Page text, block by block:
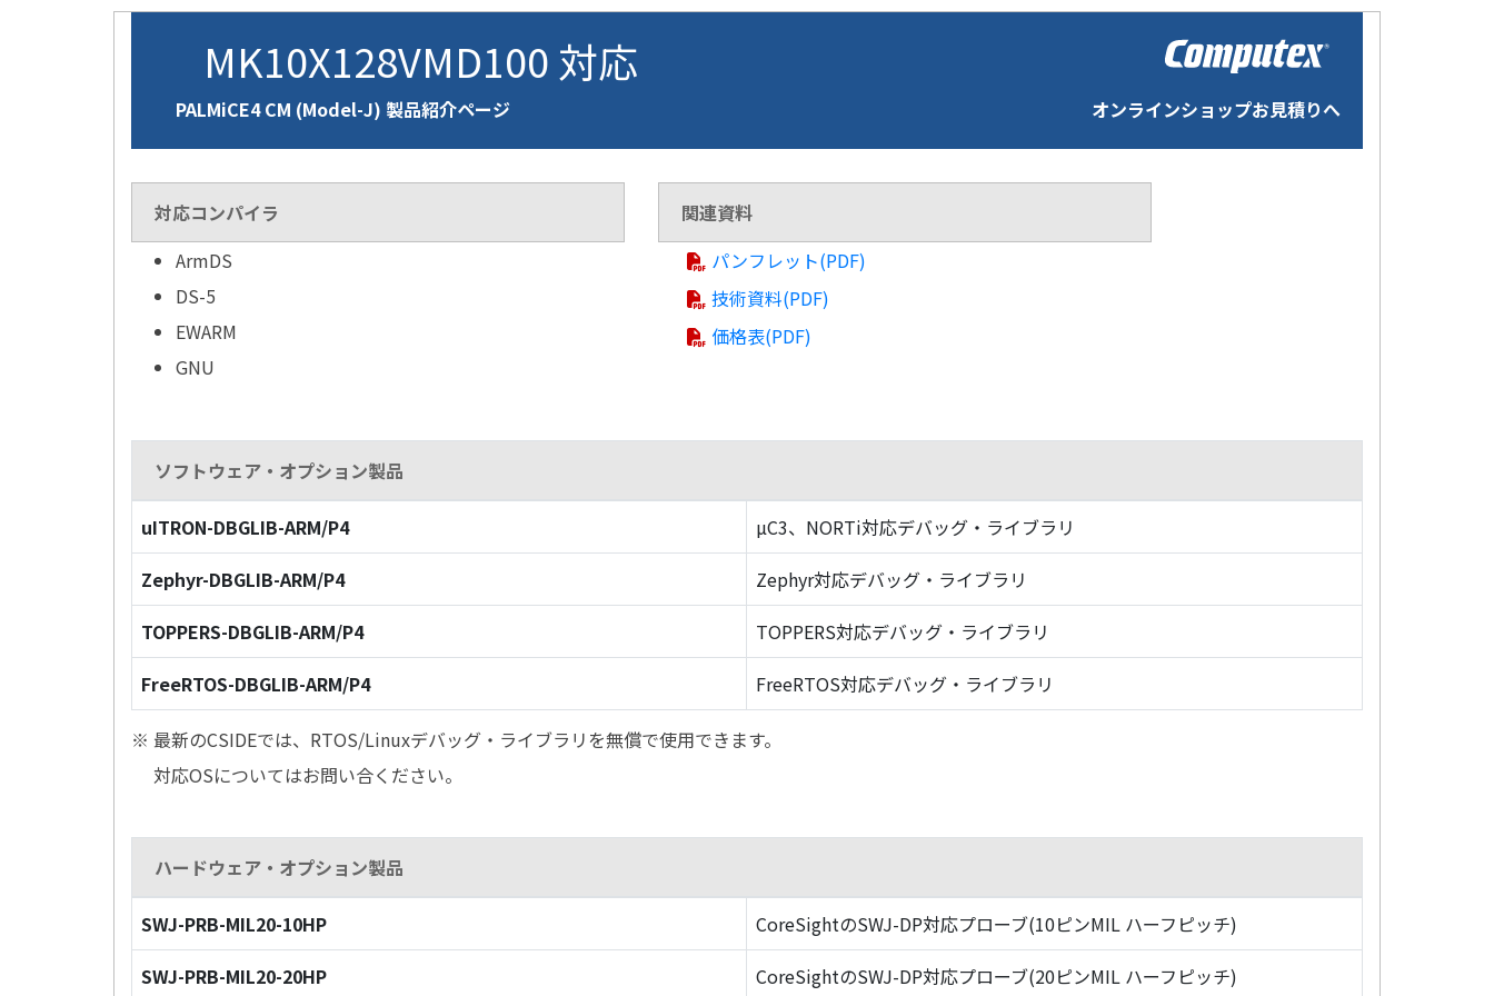
MK10X128VMD100 対応
PALMiCE4 CM (Model-J) 製品紹介ページ オンラインショップお見積りへ
対応コンパイラ
ArmDS
DS-5
EWARM
GNU
関連資料
パンフレット(PDF)
技術資料(PDF)
価格表(PDF)
ソフトウェア・オプション製品
uITRON-DBGLIB-ARM/P4
µC3、NORTi対応デバッグ・ライブラリ
Zephyr-DBGLIB-ARM/P4
Zephyr対応デバッグ・ライブラリ
TOPPERS-DBGLIB-ARM/P4
TOPPERS対応デバッグ・ライブラリ
FreeRTOS-DBGLIB-ARM/P4
FreeRTOS対応デバッグ・ライブラリ
※ 最新のCSIDEでは、RTOS/Linuxデバッグ・ライブラリを無償で使用できます。
対応OSについてはお問い合ください。
ハードウェア・オプション製品
SWJ-PRB-MIL20-10HP
CoreSightのSWJ-DP対応プローブ(10ピンMIL ハーフピッチ)
SWJ-PRB-MIL20-20HP
CoreSightのSWJ-DP対応プローブ(20ピンMIL ハーフピッチ)